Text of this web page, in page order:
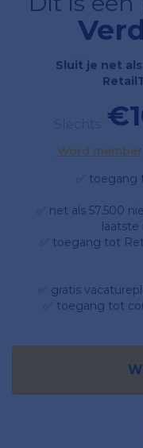
Sluit je net
Word member
✅
✅ net als 57.500
laatste
✅ toegang tot
✅ gratis
✅ toegang tot